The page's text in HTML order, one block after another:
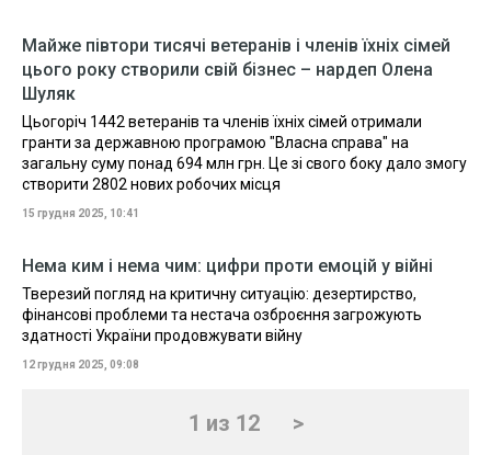
Майже півтори тисячі ветеранів і членів їхніх сімей
цього року створили свій бізнес – нардеп Олена
Шуляк
Цьогоріч 1442 ветеранів та членів їхніх сімей отримали
гранти за державною програмою "Власна справа" на
загальну суму понад 694 млн грн. Це зі свого боку дало змогу
створити 2802 нових робочих місця
15 грудня 2025, 10:41
Нема ким і нема чим: цифри проти емоцій у війні
Тверезий погляд на критичну ситуацію: дезертирство,
фінансові проблеми та нестача озброєння загрожують
здатності України продовжувати війну
12 грудня 2025, 09:08
1 из 12 >